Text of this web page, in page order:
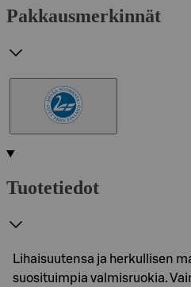
Pakkausmerkinnät
Tuotetiedot
Lihaisuutensa ja herkullisen
suosituimpia valmisruokia.